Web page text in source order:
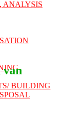
ANALYSIS
BUILDING
van